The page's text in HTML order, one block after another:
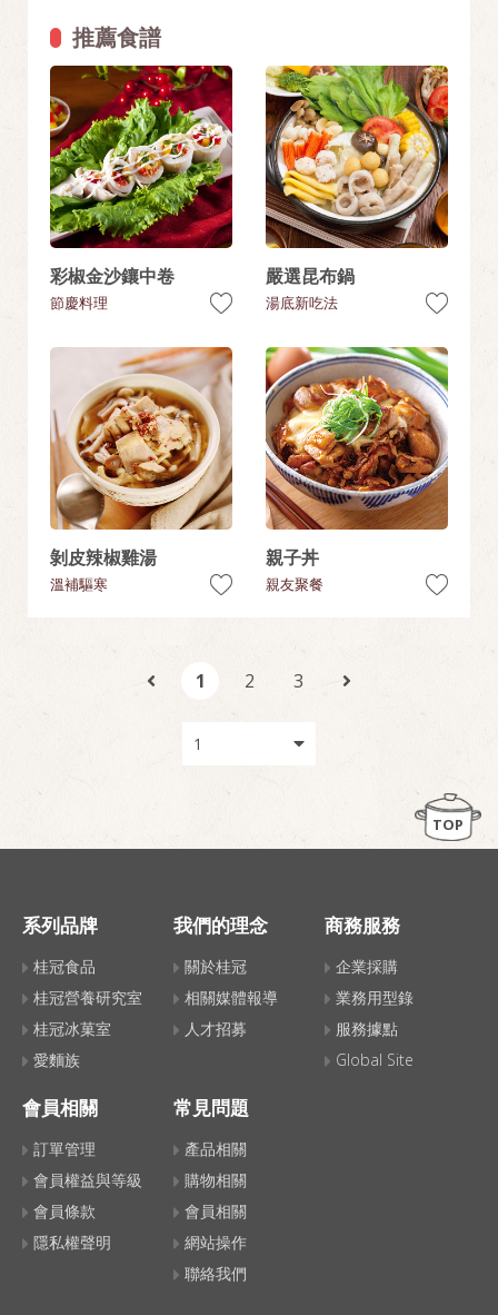
推薦食譜
彩椒金沙鑲中卷
節慶料理
嚴選昆布鍋
湯底新吃法
剝皮辣椒雞湯
溫補驅寒
親子丼
親友聚餐
1 2 3
TOP
系列品牌
桂冠食品
桂冠營養研究室
桂冠冰菓室
愛麵族
我們的理念
關於桂冠
相關媒體報導
人才招募
商務服務
企業採購
業務用型錄
服務據點
Global Site
會員相關
訂單管理
會員權益與等級
會員條款
隱私權聲明
常見問題
產品相關
購物相關
會員相關
網站操作
聯絡我們